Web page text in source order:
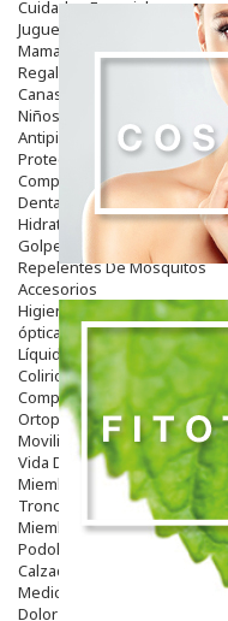
Cuidados Especiales
Juguetes
Mama
Regalos
Canastilla
Niños
Antipiojos
Protección Solar
Complementos Alimentarios
Dentales
Hidratantes
Golpes Y Hematomas
Repelentes De Mosquitos
Accesorios
Higiene
óptica
Líquidos Lentillas
Colirios
Complementos Alimentarios.
Ortopedia - Accesorios
Movilidad
Vida Diaria
Miembro Superior
Tronco
Miembro Inferior
Podología
Calzado
Medicamentos
Dolor E Inflamación